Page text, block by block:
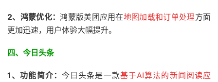
2、鸿蒙优化：鸿蒙版美团应用在地图加载和订单处理方面
更加迅速，用户体验大幅提升。
四、今日头条
1、功能简介： 今日头条是一款基于AI算法的新闻阅读应